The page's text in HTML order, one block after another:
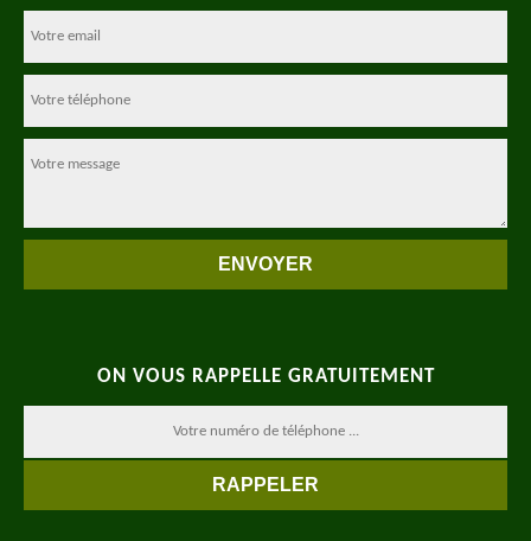
ON VOUS RAPPELLE GRATUITEMENT